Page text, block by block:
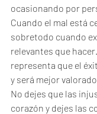
ocasionando por
Cuando el mal está
sobretodo cuando
relevantes que
representa que el
y será mejor
No dejes que las
corazón y dejes las